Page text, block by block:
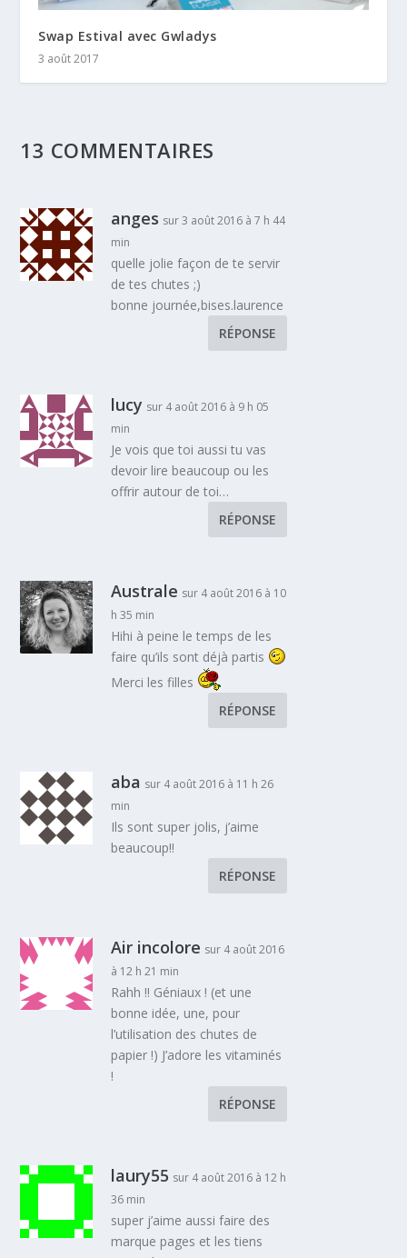
Swap Estival avec Gwladys
3 août 2017
13 COMMENTAIRES
anges sur 3 août 2016 à 7 h 44
min
quelle jolie façon de te servir
de tes chutes ;)
bonne journée,bises.laurence
RÉPONSE
lucy sur 4 août 2016 à 9 h 05
min
Je vois que toi aussi tu vas
devoir lire beaucoup ou les
offrir autour de toi…
RÉPONSE
Australe sur 4 août 2016 à 10
h 35 min
Hihi à peine le temps de les
faire qu’ils sont déjà partis
Merci les filles
RÉPONSE
aba sur 4 août 2016 à 11 h 26
min
Ils sont super jolis, j’aime
beaucoup!!
RÉPONSE
Air incolore sur 4 août 2016
à 12 h 21 min
Rahh !! Géniaux ! (et une
bonne idée, une, pour
l’utilisation des chutes de
papier !) J’adore les vitaminés
!
RÉPONSE
laury55 sur 4 août 2016 à 12 h
36 min
super j’aime aussi faire des
marque pages et les tiens